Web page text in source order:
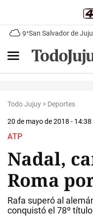
9°San Salvador de
Todo Jujuy > Deportes
20 de mayo de 2018 - 14:38
ATP
Nadal,
Roma
Rafa superó al
conquistó el 78º